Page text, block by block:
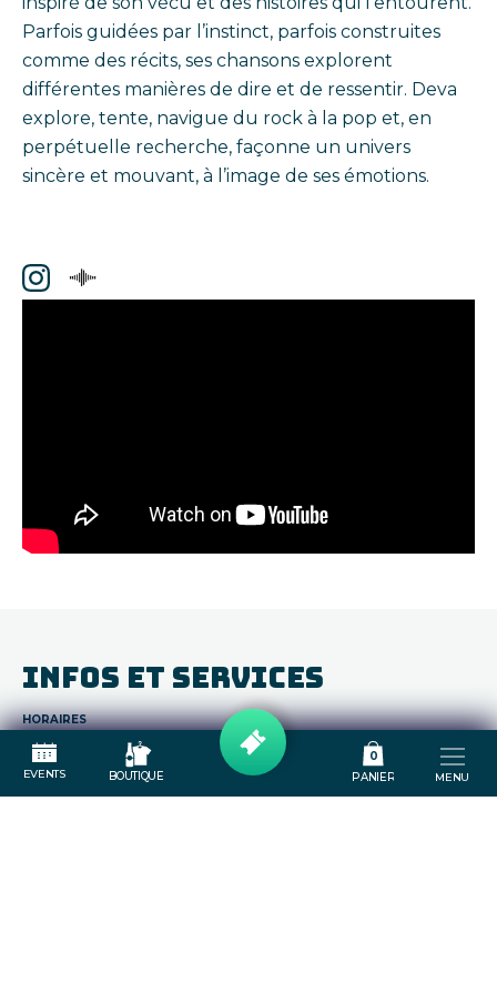
EVENTS BOUTIQUE
0
PANIER
MENU
Parfois guidées par l’instinct, parfois construites
comme des récits, ses chansons explorent
différentes manières de dire et de ressentir. Deva
explore, tente, navigue du rock à la pop et, en
perpétuelle recherche, façonne un univers
sincère et mouvant, à l’image de ses émotions.
INFOS ET SERVICES
HORAIRES
Ouverture des portes : 20h00